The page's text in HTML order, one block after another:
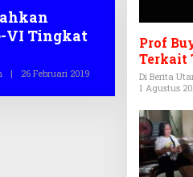
VI Tingkat
| 26 Februari 2019
E
Prof
Terkait
Ditagih
Di Berita
1 Agustus